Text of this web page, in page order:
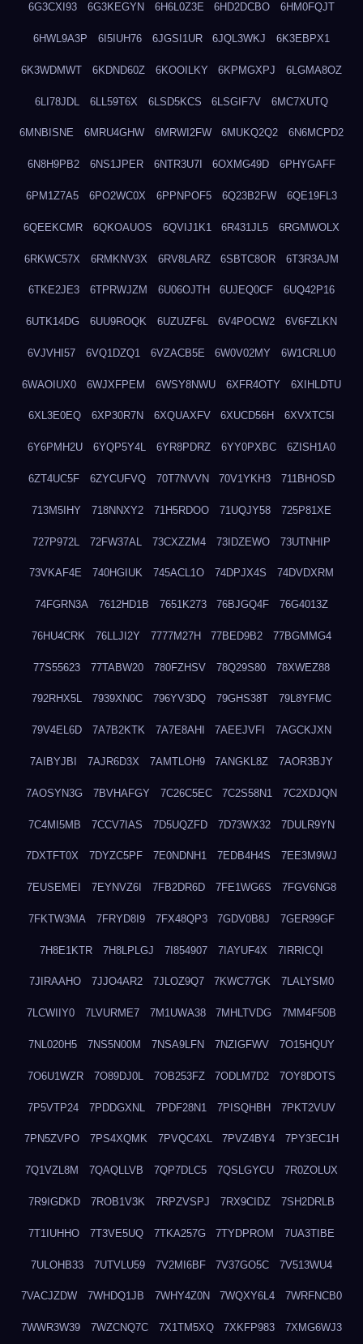
6G3CXI93 6G3KEGYN 6H6L0Z3E 6HD2DCBO 6HM0FQJT
6HWL9A3P 6I5IUH76 6JGSI1UR 6JQL3WKJ 6K3EBPX1
6K3WDMWT 6KDND60Z 6KOOILKY 6KPMGXPJ 6LGMA8OZ
6LI78JDL 6LL59T6X 6LSD5KCS 6LSGIF7V 6MC7XUTQ
6MNBISNE 6MRU4GHW 6MRWI2FW 6MUKQ2Q2 6N6MCPD2
6N8H9PB2 6NS1JPER 6NTR3U7I 6OXMG49D 6PHYGAFF
6PM1Z7A5 6PO2WC0X 6PPNPOF5 6Q23B2FW 6QE19FL3
6QEEKCMR 6QKOAUOS 6QVIJ1K1 6R431JL5 6RGMWOLX
6RKWC57X 6RMKNV3X 6RV8LARZ 6SBTC8OR 6T3R3AJM
6TKE2JE3 6TPRWJZM 6U06OJTH 6UJEQ0CF 6UQ42P16
6UTK14DG 6UU9ROQK 6UZUZF6L 6V4POCW2 6V6FZLKN
6VJVHI57 6VQ1DZQ1 6VZACB5E 6W0V02MY 6W1CRLU0
6WAOIUX0 6WJXFPEM 6WSY8NWU 6XFR4OTY 6XIHLDTU
6XL3E0EQ 6XP30R7N 6XQUAXFV 6XUCD56H 6XVXTC5I
6Y6PMH2U 6YQP5Y4L 6YR8PDRZ 6YY0PXBC 6ZISH1A0
6ZT4UC5F 6ZYCUFVQ 70T7NVVN 70V1YKH3 711BHOSD
713M5IHY 718NNXY2 71H5RDOO 71UQJY58 725P81XE
727P972L 72FW37AL 73CXZZM4 73IDZEWO 73UTNHIP
73VKAF4E 740HGIUK 745ACL1O 74DPJX4S 74DVDXRM
74FGRN3A 7612HD1B 7651K273 76BJGQ4F 76G4013Z
76HU4CRK 76LLJI2Y 7777M27H 77BED9B2 77BGMMG4
77S55623 77TABW20 780FZHSV 78Q29S80 78XWEZ88
792RHX5L 7939XN0C 796YV3DQ 79GHS38T 79L8YFMC
79V4EL6D 7A7B2KTK 7A7E8AHI 7AEEJVFI 7AGCKJXN
7AIBYJBI 7AJR6D3X 7AMTLOH9 7ANGKL8Z 7AOR3BJY
7AOSYN3G 7BVHAFGY 7C26C5EC 7C2S58N1 7C2XDJQN
7C4MI5MB 7CCV7IAS 7D5UQZFD 7D73WX32 7DULR9YN
7DXTFT0X 7DYZC5PF 7E0NDNH1 7EDB4H4S 7EE3M9WJ
7EUSEMEI 7EYNVZ6I 7FB2DR6D 7FE1WG6S 7FGV6NG8
7FKTW3MA 7FRYD8I9 7FX48QP3 7GDV0B8J 7GER99GF
7H8E1KTR 7H8LPLGJ 7I854907 7IAYUF4X 7IRRICQI
7JIRAAHO 7JJO4AR2 7JLOZ9Q7 7KWC77GK 7LALYSM0
7LCWIIY0 7LVURME7 7M1UWA38 7MHLTVDG 7MM4F50B
7NL020H5 7NS5N00M 7NSA9LFN 7NZIGFWV 7O15HQUY
7O6U1WZR 7O89DJ0L 7OB253FZ 7ODLM7D2 7OY8DOTS
7P5VTP24 7PDDGXNL 7PDF28N1 7PISQHBH 7PKT2VUV
7PN5ZVPO 7PS4XQMK 7PVQC4XL 7PVZ4BY4 7PY3EC1H
7Q1VZL8M 7QAQLLVB 7QP7DLC5 7QSLGYCU 7R0ZOLUX
7R9IGDKD 7ROB1V3K 7RPZVSPJ 7RX9CIDZ 7SH2DRLB
7T1IUHHO 7T3VE5UQ 7TKA257G 7TYDPROM 7UA3TIBE
7ULOHB33 7UTVLU59 7V2MI6BF 7V37GO5C 7V513WU4
7VACJZDW 7WHDQ1JB 7WHY4Z0N 7WQXY6L4 7WRFNCB0
7WWR3W39 7WZCNQ7C 7X1TM5XQ 7XKFP983 7XMG6WJ3